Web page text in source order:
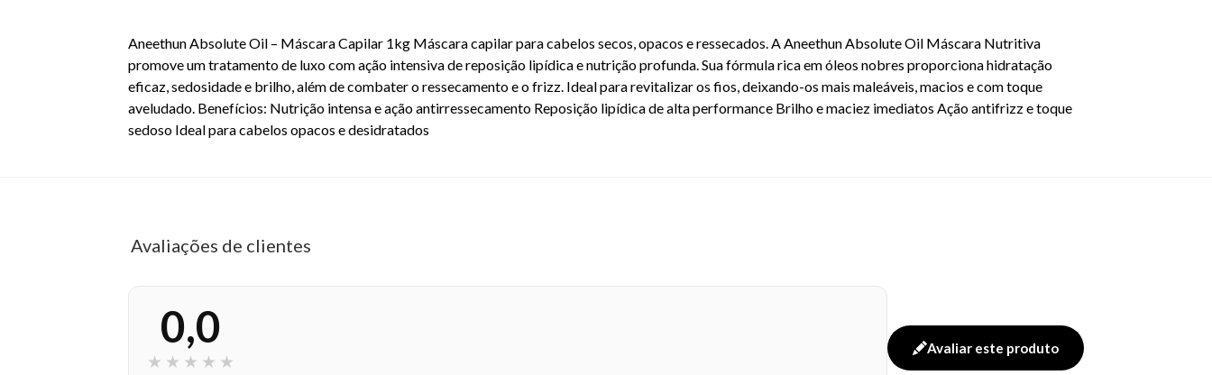
Aneethun Absolute Oil – Máscara Capilar 1kg Máscara capilar para cabelos secos, opacos e ressecados. A Aneethun Absolute Oil Máscara Nutritiva
promove um tratamento de luxo com ação intensiva de reposição lipídica e nutrição profunda. Sua fórmula rica em óleos nobres proporciona hidratação
eficaz, sedosidade e brilho, além de combater o ressecamento e o frizz. Ideal para revitalizar os fios, deixando-os mais maleáveis, macios e com toque
aveludado. Benefícios: Nutrição intensa e ação antirressecamento Reposição lipídica de alta performance Brilho e maciez imediatos Ação antifrizz e toque
sedoso Ideal para cabelos opacos e desidratados
Avaliações de clientes
0,0
★ ★ ★ ★ ★
Avaliar este produto